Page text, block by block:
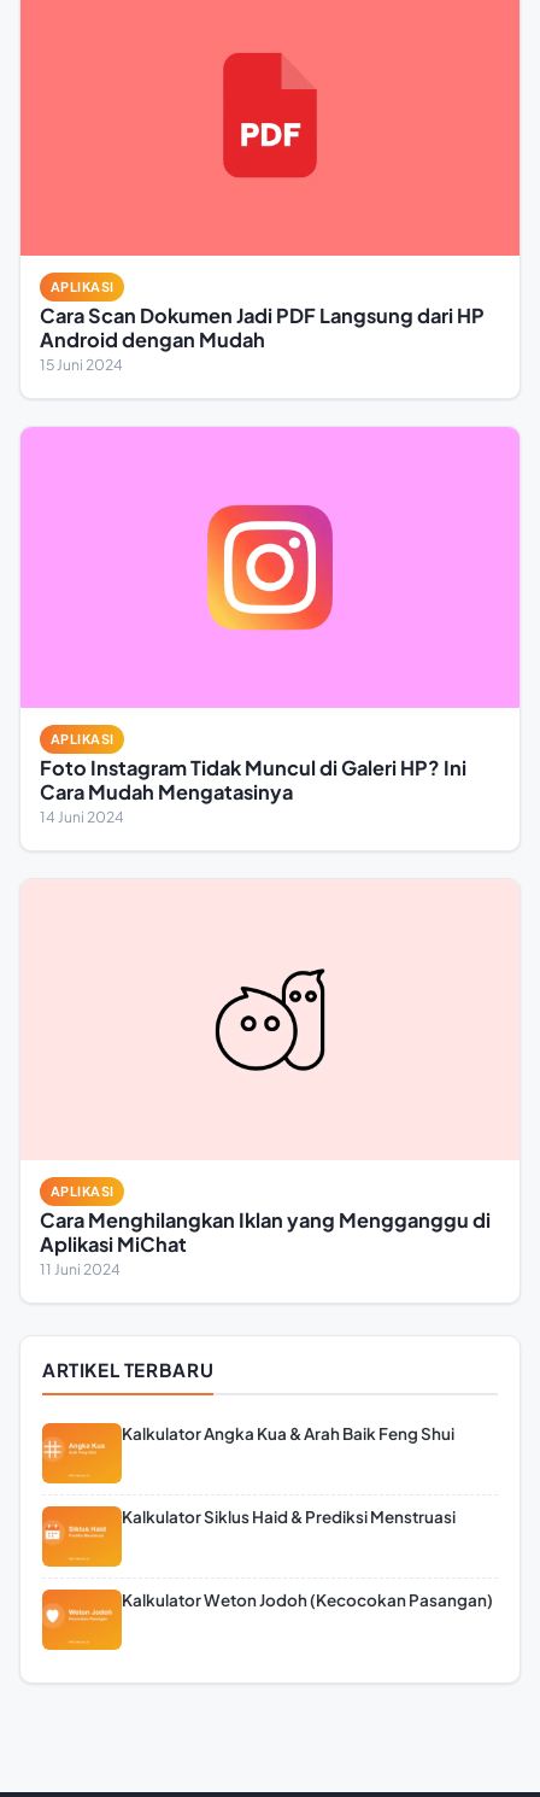
APLIKASI
Cara Scan Dokumen Jadi PDF Langsung dari HP
Android dengan Mudah
15 Juni 2024
APLIKASI
Foto Instagram Tidak Muncul di Galeri HP? Ini
Cara Mudah Mengatasinya
14 Juni 2024
APLIKASI
Cara Menghilangkan Iklan yang Mengganggu di
Aplikasi MiChat
11 Juni 2024
ARTIKEL TERBARU
Kalkulator Angka Kua & Arah Baik Feng Shui
Kalkulator Siklus Haid & Prediksi Menstruasi
Kalkulator Weton Jodoh (Kecocokan Pasangan)